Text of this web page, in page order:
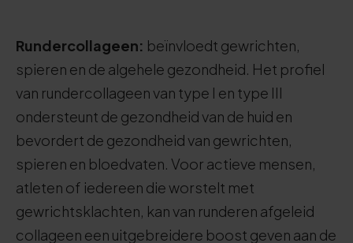
Rundercollageen: beïnvloedt gewrichten,
spieren en de algehele gezondheid. Het profiel
van rundercollageen van type I en type III
ondersteunt de gezondheid van de huid en
bevordert de gezondheid van gewrichten,
spieren en bloedvaten. Voor actieve mensen,
atleten of iedereen die worstelt met
gewrichtsklachten, kan van runderen afgeleid
collageen een uitgebreidere boost geven aan de